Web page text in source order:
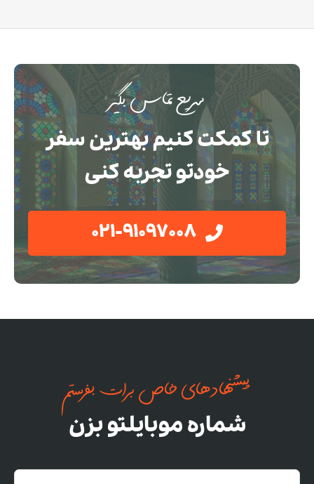
سریع تماس بگیر
تا کمکت کنیم بهترین سفر
خودتو تجربه کنی
021-91097008
پیشنهادهای خاص برات بفرستم
شماره موبایلتو بزن